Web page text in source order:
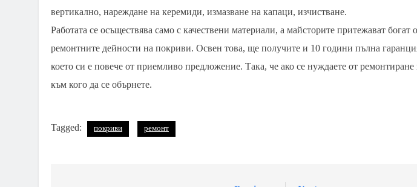
вертикално, нареждане на керемиди, измазване на капаци, изчистване.
Работата се осъществява само с качествени материали, а майсторите притежават богат
ремонтните дейности на покриви. Освен това, ще получите и 10 години пълна
което си е повече от приемливо предложение. Така, че ако се нуждаете от ремонтиране
към кого да се обърнете.
Tagged: покриви ремонт